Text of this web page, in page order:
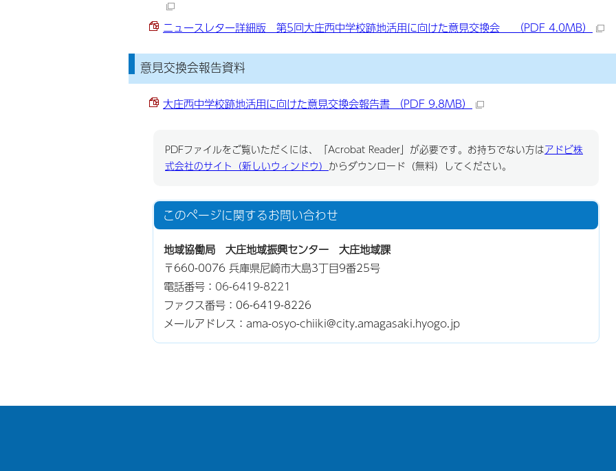
ニュースレター詳細版 第5回大庄西中学校跡地活用に向けた意見交換会 （PDF 4.0MB）
意見交換会報告資料
大庄西中学校跡地活用に向けた意見交換会報告書 （PDF 9.8MB）
PDFファイルをご覧いただくには、「Acrobat Reader」が必要です。お持ちでない方はアドビ株
式会社のサイト（新しいウィンドウ） からダウンロード（無料）してください。
このページに関するお問い合わせ
地域協働局 大庄地域振興センター 大庄地域課
〒660-0076 兵庫県尼崎市大島3丁目9番25号
電話番号： 06-6419-8221
ファクス番号：06-6419-8226
メールアドレス：ama-osyo-chiiki@city.amagasaki.hyogo.jp